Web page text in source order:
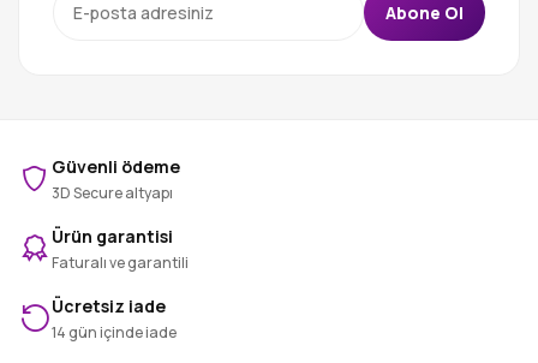
Abone Ol
Güvenli ödeme
3D Secure altyapı
Ürün garantisi
Faturalı ve garantili
Ücretsiz iade
14 gün içinde iade